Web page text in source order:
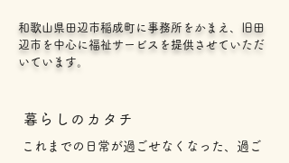
和歌山県田辺市稲成町に事務所をかまえ、旧田
辺市を中心に福祉サービスを提供させていただ
いています。
暮らしのカタチ
これまでの日常が過ごせなくなった、過ご